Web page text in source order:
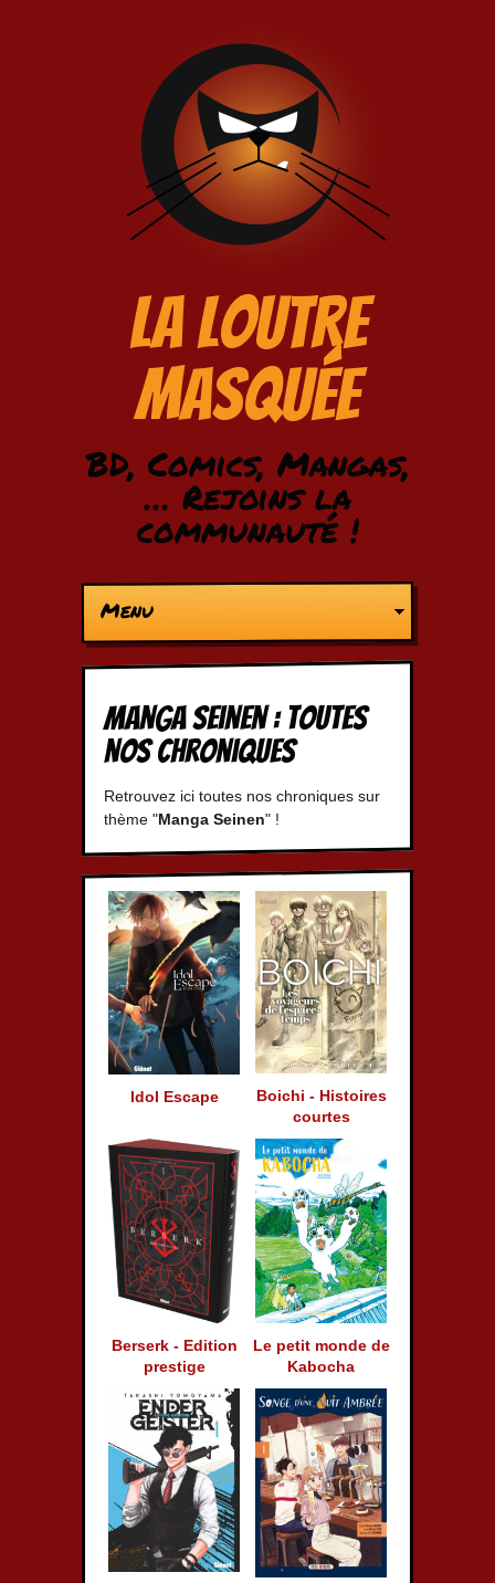
La Loutre
Masquée
BD, Comics, Mangas,
… Rejoins la
communauté !
Menu
Manga Seinen : Toutes
nos chroniques
Retrouvez ici toutes nos chroniques sur
thème "Manga Seinen" !
Idol Escape
Boichi - Histoires
courtes
Berserk - Edition
prestige
Le petit monde de
Kabocha